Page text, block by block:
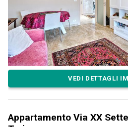
VEDI DETTAGLI
Appartamento Via XX